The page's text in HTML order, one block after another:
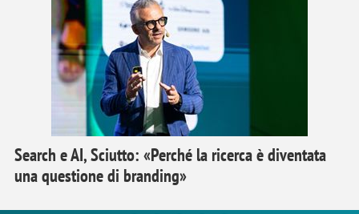
Search e AI, Sciutto: «Perché la ricerca è diventata
una questione di branding»